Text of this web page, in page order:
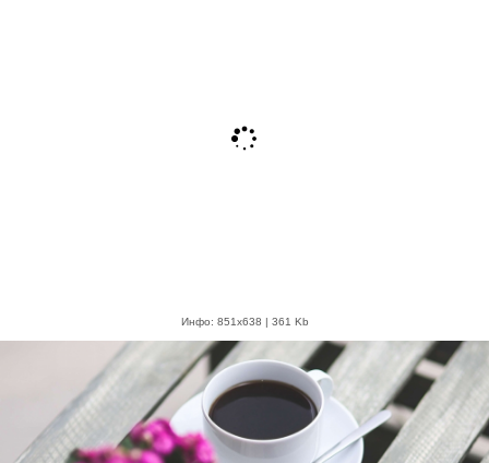
Инфо: 851х638 | 361 Kb